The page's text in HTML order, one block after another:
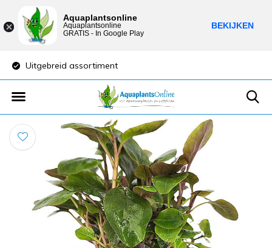
Uitgebreid assortiment
Aquaplantsonline
Aquaplantsonline
GRATIS - In Google Play
BEKIJKEN